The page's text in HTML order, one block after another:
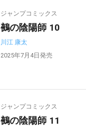
ジャンプコミックス
鵺の陰陽師 10
川江 康太
2025年7月4日発売
ジャンプコミックス
鵺の陰陽師 11